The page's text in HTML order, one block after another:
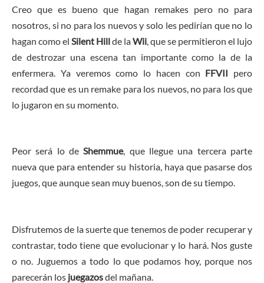
Creo que es bueno que hagan remakes pero no para
nosotros, si no para los nuevos y solo les pedirían que no lo
hagan como el Silent Hillde laWii , que se permitieron el lujo
de destrozar una escena tan importante como la de la
enfermera. Ya veremos como lo hacen con FFVII pero
recordad que es un remake para los nuevos, no para los que
lo jugaron en su momento.
Peor será lo deShemmue, que llegue una tercera parte
nueva que para entender su historia, haya que pasarse dos
juegos, que aunque sean muy buenos, son de su tiempo.
Disfrutemos de la suerte que tenemos de poder recuperar y
contrastar, todo tiene que evolucionar y lo hará. Nos guste
o no. Juguemos a todo lo que podamos hoy, porque nos
parecerán los juegazosdel mañana.